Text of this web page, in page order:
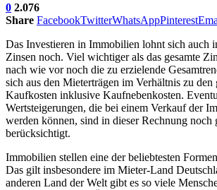
0 2.076
Share FacebookTwitterWhatsAppPinterest
Das Investieren in Immobilien lohnt sich auch
Zinsen noch. Viel wichtiger als das gesamte
nach wie vor noch die zu erzielende
sich aus den Mieterträgen im Verhältnis zu den
Kaufkosten inklusive Kaufnebenkosten.
Wertsteigerungen, die bei einem Verkauf der
werden können, sind in dieser Rechnung noch
berücksichtigt.
Immobilien stellen eine der beliebtesten
Das gilt insbesondere im Mieter-Land
anderen Land der Welt gibt es so viele